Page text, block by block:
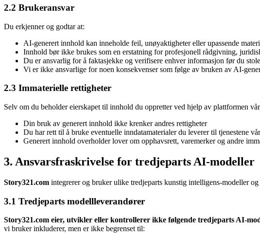
2.2 Brukeransvar
Du erkjenner og godtar at:
AI-generert innhold kan inneholde feil, unøyaktigheter eller upassende
Innhold bør ikke brukes som en erstatning for profesjonell rådgivning,
Du er ansvarlig for å faktasjekke og verifisere enhver informasjon før du
Vi er ikke ansvarlige for noen konsekvenser som følge av bruken av AI-
2.3 Immaterielle rettigheter
Selv om du beholder eierskapet til innhold du oppretter ved hjelp av plattformen
Din bruk av generert innhold ikke krenker andres rettigheter
Du har rett til å bruke eventuelle inndatamaterialer du leverer til tjenestene
Generert innhold overholder lover om opphavsrett, varemerker og andre
3. Ansvarsfraskrivelse for tredjeparts AI-modeller
Story321.com integrerer og bruker ulike tredjeparts kunstig intelligens-modeller
3.1 Tredjeparts modellleverandører
Story321.com eier, utvikler eller kontrollerer ikke følgende tredjeparts AI-
vi bruker inkluderer, men er ikke begrenset til: